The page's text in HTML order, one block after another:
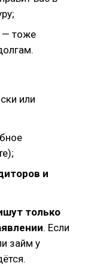
— тоже
или
и
только
. Если
займ у